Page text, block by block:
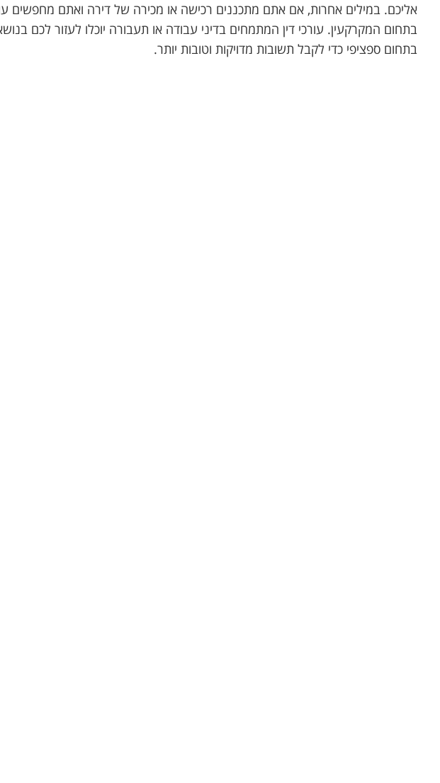
אליכם. במילים אחרות, אם אתם מתכננים רכישה או מכירה של דירה ואתם מחפשים
בתחום המקרקעין. עורכי דין המתמחים בדיני עבודה או תעבורה יוכלו לעזור לכם
בתחום ספציפי כדי לקבל תשובות מדויקות וטובות יותר.